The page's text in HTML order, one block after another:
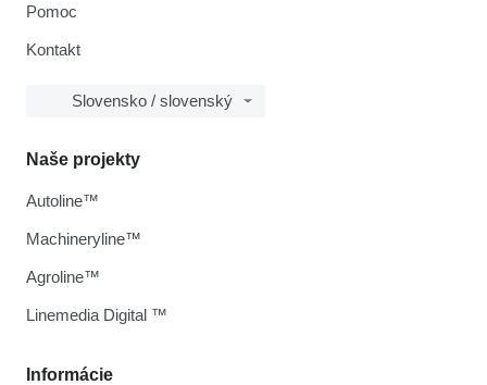
Pomoc
Kontakt
Slovensko / slovenský
Informácie
Naše projekty
Autoline™
Machineryline™
Agroline™
Linemedia Digital ™